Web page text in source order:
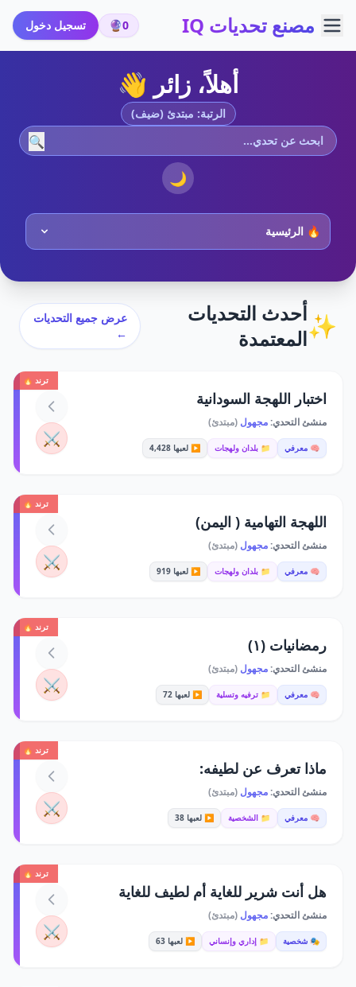
مصنع تحديات IQ 0
🔮 تسجيل دخول
أهلاً، زائر 👋
الرتبة: مبتدئ (ضيف)
🔍
🌙
✨أحدث التحديات
المعتمدة
عرض جميع التحديات
←
ترند 🔥
اختبار اللهجة السودانية
منشئ التحدي:مجهول (مبتدئ)
🧠 معرفي 📁 بلدان ولهجات ▶️ لعبها 4,428 ⚔️
ترند 🔥
اللهجة التهامية ( اليمن)
منشئ التحدي:مجهول (مبتدئ)
🧠 معرفي 📁 بلدان ولهجات ▶️ لعبها 919 ⚔️
ترند 🔥
رمضانيات (١)
منشئ التحدي:مجهول (مبتدئ)
🧠 معرفي 📁 ترفيه وتسلية ▶️ لعبها 72 ⚔️
ترند 🔥
ماذا تعرف عن لطيفه:
منشئ التحدي:مجهول (مبتدئ)
🧠 معرفي 📁 الشخصية ▶️ لعبها 38 ⚔️
ترند 🔥
هل أنت شرير للغاية أم لطيف للغاية
منشئ التحدي:مجهول (مبتدئ)
🎭 شخصية 📁 إداري وإنساني ▶️ لعبها 63 ⚔️